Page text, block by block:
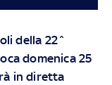
della 22^
domenica 25
in diretta